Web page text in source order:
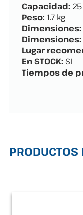
Capacidad:
Peso: 1.7 kg
Dimensiones:
Dimensiones:
Lugar
En STOCK: SI
Tiempos de